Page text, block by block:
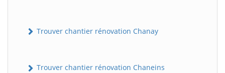
Trouver chantier rénovation Chanay
Trouver chantier rénovation Chaneins